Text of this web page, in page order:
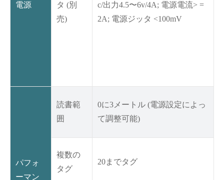
電源
タ (別
売)
c/出力4.5〜6v/4A; 電源電流> =
2A; 電源ジッタ <100mV
パフォ
ーマン
読書範
囲
0に3メートル (電源設定によっ
て調整可能)
複数の
タグ
20までタグ